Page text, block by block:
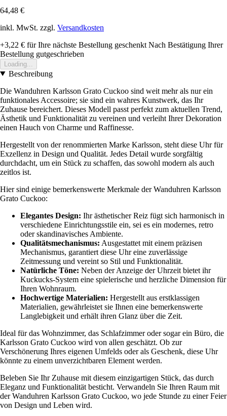
64,48 €
inkl. MwSt. zzgl. Versandkosten
+3,22 € für Ihre nächste Bestellung geschenkt Nach Bestätigung Ihrer
Bestellung gutgeschrieben
Loading...
Beschreibung
Die Wanduhren Karlsson Grato Cuckoo sind weit mehr als nur ein
funktionales Accessoire; sie sind ein wahres Kunstwerk, das Ihr
Zuhause bereichert. Dieses Modell passt perfekt zum aktuellen Trend,
Ästhetik und Funktionalität zu vereinen und verleiht Ihrer Dekoration
einen Hauch von Charme und Raffinesse.
Hergestellt von der renommierten Marke Karlsson, steht diese Uhr für
Exzellenz in Design und Qualität. Jedes Detail wurde sorgfältig
durchdacht, um ein Stück zu schaffen, das sowohl modern als auch
zeitlos ist.
Hier sind einige bemerkenswerte Merkmale der Wanduhren Karlsson
Grato Cuckoo:
Elegantes Design: Ihr ästhetischer Reiz fügt sich harmonisch in
verschiedene Einrichtungsstile ein, sei es ein modernes, retro
oder skandinavisches Ambiente.
Qualitätsmechanismus: Ausgestattet mit einem präzisen
Mechanismus, garantiert diese Uhr eine zuverlässige
Zeitmessung und vereint so Stil und Funktionalität.
Natürliche Töne: Neben der Anzeige der Uhrzeit bietet ihr
Kuckucks-System eine spielerische und herzliche Dimension für
Ihren Wohnraum.
Hochwertige Materialien: Hergestellt aus erstklassigen
Materialien, gewährleistet sie Ihnen eine bemerkenswerte
Langlebigkeit und erhält ihren Glanz über die Zeit.
Ideal für das Wohnzimmer, das Schlafzimmer oder sogar ein Büro, die
Karlsson Grato Cuckoo wird von allen geschätzt. Ob zur
Verschönerung Ihres eigenen Umfelds oder als Geschenk, diese Uhr
könnte zu einem unverzichtbaren Element werden.
Beleben Sie Ihr Zuhause mit diesem einzigartigen Stück, das durch
Eleganz und Funktionalität besticht. Verwandeln Sie Ihren Raum mit
der Wanduhren Karlsson Grato Cuckoo, wo jede Stunde zu einer Feier
von Design und Leben wird.